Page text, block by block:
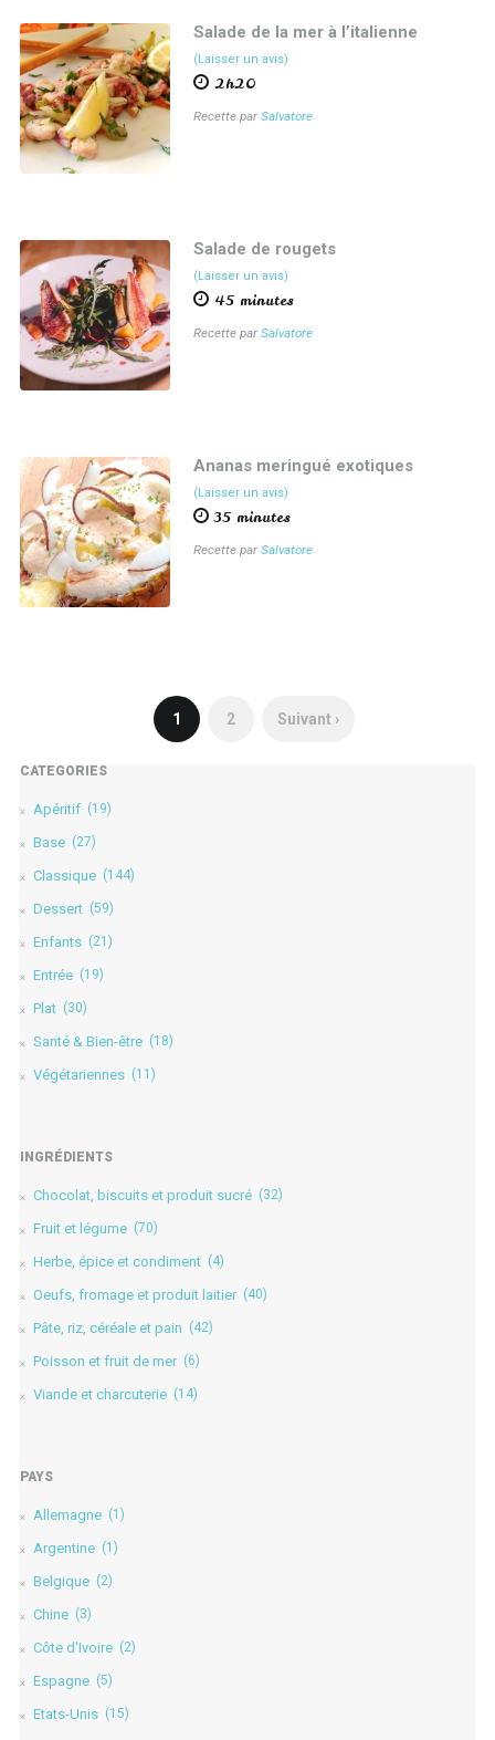
Salade de la mer à l’italienne
(Laisser un avis)
2h20
Recette par Salvatore
Salade de rougets
(Laisser un avis)
45 minutes
Recette par Salvatore
Ananas meringué exotiques
(Laisser un avis)
35 minutes
Recette par Salvatore
1 2 Suivant ›
CATÉGORIES
Apéritif (19)
Base (27)
Classique (144)
Dessert (59)
Enfants (21)
Entrée (19)
Plat (30)
Santé & Bien-être (18)
Végétariennes (11)
INGRÉDIENTS
Chocolat, biscuits et produit sucré (32)
Fruit et légume (70)
Herbe, épice et condiment (4)
Oeufs, fromage et produit laitier (40)
Pâte, riz, céréale et pain (42)
Poisson et fruit de mer (6)
Viande et charcuterie (14)
PAYS
Allemagne (1)
Argentine (1)
Belgique (2)
Chine (3)
Côte d'Ivoire (2)
Espagne (5)
Etats-Unis (15)